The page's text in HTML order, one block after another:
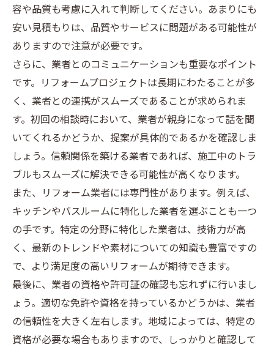
容や品質も考慮に入れて判断してください。あまりにも
安い見積もりは、品質やサービスに問題がある可能性が
ありますので注意が必要です。
さらに、業者とのコミュニケーションも重要なポイント
です。リフォームプロジェクトは長期にわたることが多
く、業者との連携がスムーズであることが求められま
す。初回の相談時において、業者が親身になって話を聞
いてくれるかどうか、提案が具体的であるかを確認しま
しょう。信頼関係を築ける業者であれば、施工中のトラ
ブルもスムーズに解決できる可能性が高くなります。
また、リフォーム業者には専門性があります。例えば、
キッチンやバスルームに特化した業者を選ぶことも一つ
の手です。特定の分野に特化した業者は、技術力が高
く、最新のトレンドや素材についての知識も豊富ですの
で、より満足度の高いリフォームが期待できます。
最後に、業者の資格や許可証の確認も忘れずに行いまし
ょう。適切な免許や資格を持っているかどうかは、業者
の信頼性を大きく左右します。地域によっては、特定の
資格が必要な場合もありますので、しっかりと確認して